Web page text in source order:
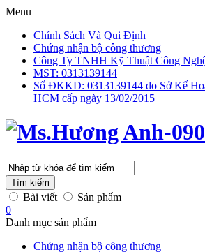
Menu
Chính Sách Và Qui Định
Chứng nhận bộ công thương
Công Ty TNHH Kỹ Thuật Công
MST: 0313139144
Số ĐKKD: 0313139144 do Sở Kế
HCM cấp ngày 13/02/2015
Tìm kiếm
Bài viết
Sản phẩm
0
Danh mục sản phẩm
Chứng nhận bộ công thương